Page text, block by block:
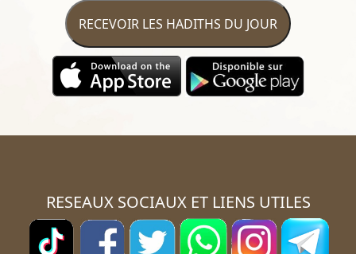
RECEVOIR LES HADITHS DU JOUR
RESEAUX SOCIAUX ET LIENS UTILES